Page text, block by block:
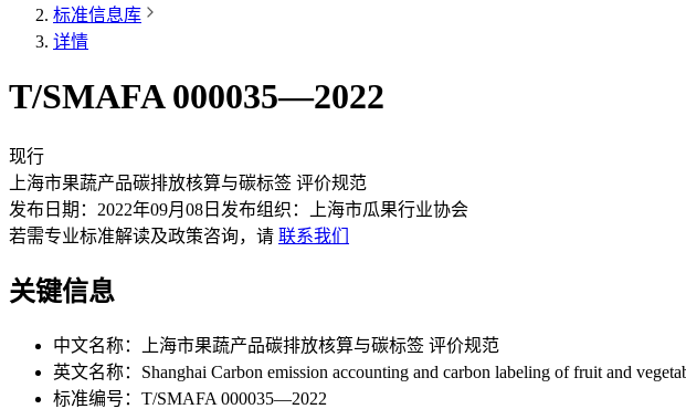
标准信息库
详情
T/SMAFA 000035—2022
现行
上海市果蔬产品碳排放核算与碳标签 评价规范
发布日期： 2022年09月08日 发布组织：
上海市瓜果行业协会
若需专业标准解读及政策咨询，请 联系我们
关键信息
中文名称：
上海市果蔬产品碳排放核算与碳标签 评价规范
英文名称： Shanghai Carbon emission accounting and carbon labeling of fruit and
标准编号： T/SMAFA 000035—2022